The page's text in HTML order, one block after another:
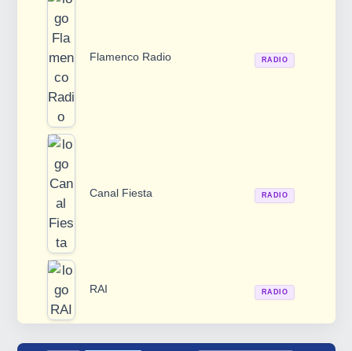
Flamenco Radio RADIO
Canal Fiesta RADIO
RAI RADIO